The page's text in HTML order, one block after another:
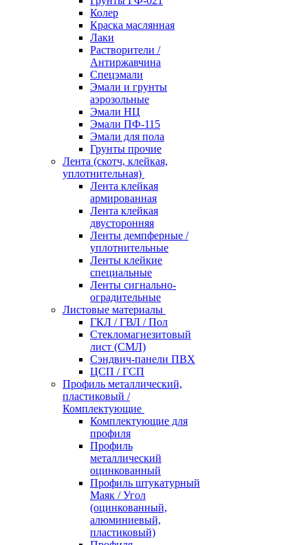
Колер
Краска маслянная
Лаки
Растворители /
Антиржавчина
Спецэмали
Эмали и грунты
аэрозольные
Эмали НЦ
Эмали ПФ-115
Эмали для пола
Грунты прочие
Лента (скотч, клейкая,
уплотнительная)
Лента клейкая
армированная
Лента клейкая
двусторонняя
Ленты демпферные /
уплотнительные
Ленты клейкие
специальные
Ленты сигнально-
оградительные
Листовые материалы
ГКЛ / ГВЛ / Пол
Стекломагнезитовый
лист (СМЛ)
Сэндвич-панели ПВХ
ЦСП / ГСП
Профиль металлический,
пластиковый /
Комплектующие
Комплектующие для
профиля
Профиль
металлический
оцинкованный
Профиль штукатурный
Маяк / Угол
(оцинкованный,
алюминиевый,
пластиковый)